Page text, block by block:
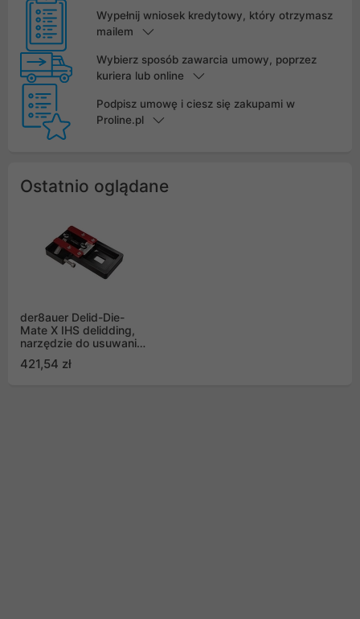
Wypełnij wniosek kredytowy, który otrzymasz
mailem
Wybierz sposób zawarcia umowy, poprzez
kuriera lub online
Podpisz umowę i ciesz się zakupami w
Proline.pl
Ostatnio oglądane
der8auer Delid-Die-
Mate X IHS delidding,
narzędzie do usuwania
Skylake-X oraz Kaby
421,54 zł